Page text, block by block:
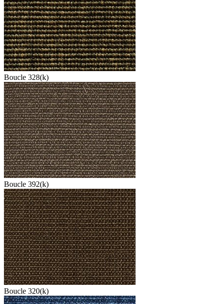
Boucle 328(k)
Boucle 392(k)
Boucle 320(k)